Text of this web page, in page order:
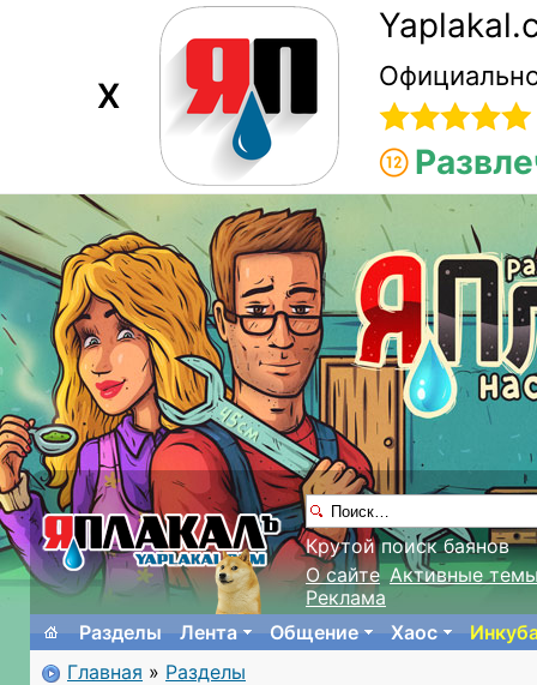
X
Крутой поиск баянов
О сайте Активные
Реклама
Разделы
Лента Общение Хаос
Главная » Разделы